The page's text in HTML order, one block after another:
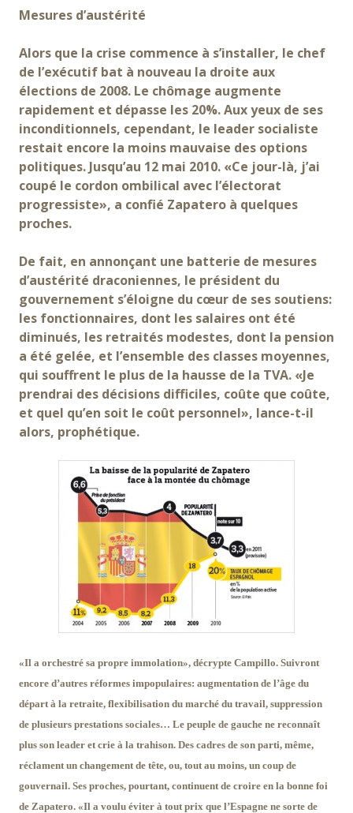
Mesures d’austérité
Alors que la crise commence à s’installer, le chef
de l’exécutif bat à nouveau la droite aux
élections de 2008. Le chômage augmente
rapidement et dépasse les 20%. Aux yeux de ses
inconditionnels, cependant, le leader socialiste
restait encore la moins mauvaise des options
politiques. Jusqu’au 12 mai 2010. «Ce jour-là, j’ai
coupé le cordon ombilical avec l’électorat
progressiste», a confié Zapatero à quelques
proches.
De fait, en annonçant une batterie de mesures
d’austérité draconiennes, le président du
gouvernement s’éloigne du cœur de ses soutiens:
les fonctionnaires, dont les salaires ont été
diminués, les retraités modestes, dont la pension
a été gelée, et l’ensemble des classes moyennes,
qui souffrent le plus de la hausse de la TVA. «Je
prendrai des décisions difficiles, coûte que coûte,
et quel qu’en soit le coût personnel», lance-t-il
alors, prophétique.
«Il a orchestré sa propre immolation», décrypte Campillo. Suivront
encore d’autres réformes impopulaires: augmentation de l’âge du
départ à la retraite, flexibilisation du marché du travail, suppression
de plusieurs prestations sociales… Le peuple de gauche ne reconnaît
plus son leader et crie à la trahison. Des cadres de son parti, même,
réclament un changement de tête, ou, tout au moins, un coup de
gouvernail. Ses proches, pourtant, continuent de croire en la bonne foi
de Zapatero. «Il a voulu éviter à tout prix que l’Espagne ne sorte de